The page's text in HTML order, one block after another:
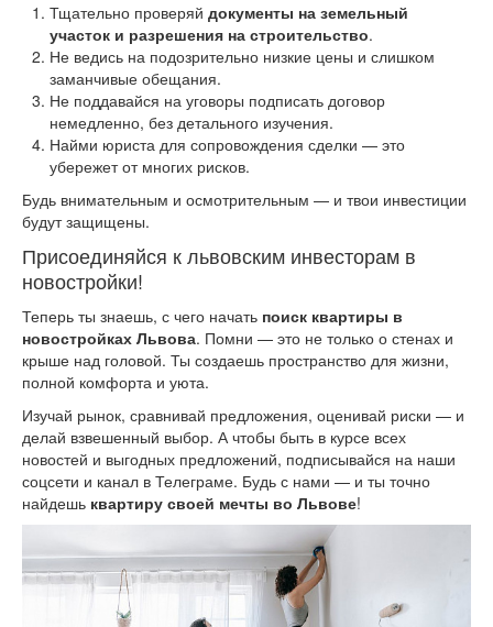
Тщательно проверяй документы на земельный
участок и разрешения на строительство.
Не ведись на подозрительно низкие цены и слишком
заманчивые обещания.
Не поддавайся на уговоры подписать договор
немедленно, без детального изучения.
Найми юриста для сопровождения сделки — это
убережет от многих рисков.
Будь внимательным и осмотрительным — и твои инвестиции
будут защищены.
Присоединяйся к львовским инвесторам в
новостройки!
Теперь ты знаешь, с чего начать поиск квартиры в
новостройках Львова. Помни — это не только о стенах и
крыше над головой. Ты создаешь пространство для жизни,
полной комфорта и уюта.
Изучай рынок, сравнивай предложения, оценивай риски — и
делай взвешенный выбор. А чтобы быть в курсе всех
новостей и выгодных предложений, подписывайся на наши
соцсети и канал в Телеграме. Будь с нами — и ты точно
найдешь квартиру своей мечты во Львове!